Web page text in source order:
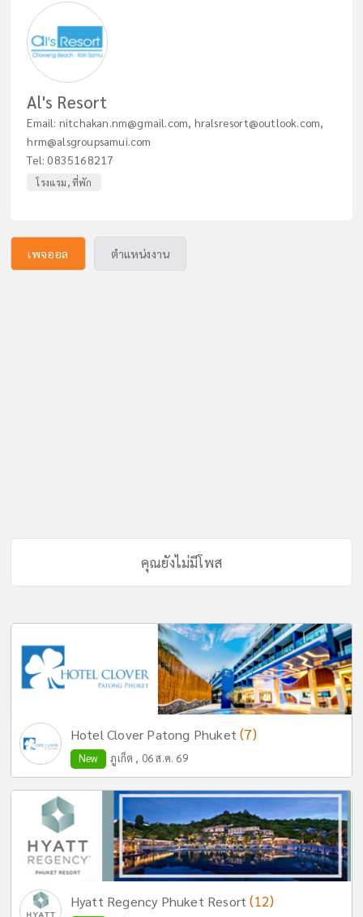
Al's Resort
Email: nitchakan.nm@gmail.com, hralsresort@outlook.com,
hrm@alsgroupsamui.com
Tel:0835168217
โรงแรม, ที่พัก
เพจออล ตำแหน่งงาน
คุณยังไม่มีโพส
Hotel Clover Patong Phuket(7)
New ภูเก็ต , 06 ส.ค. 69
Hyatt Regency Phuket Resort(12)